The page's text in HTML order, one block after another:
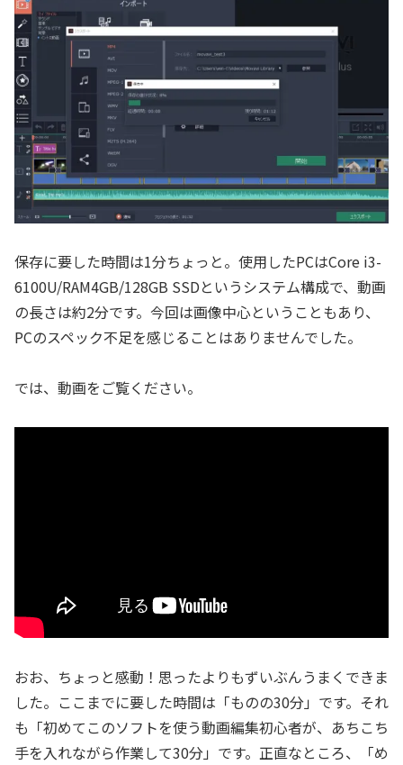
保存に要した時間は1分ちょっと。使用したPCはCore i3-
6100U/RAM4GB/128GB SSDというシステム構成で、動画
の長さは約2分です。今回は画像中心ということもあり、
PCのスペック不足を感じることはありませんでした。
では、動画をご覧ください。
おお、ちょっと感動！思ったよりもずいぶんうまくできま
した。ここまでに要した時間は「ものの30分」です。それ
も「初めてこのソフトを使う動画編集初心者が、あちこち
手を入れながら作業して30分」です。正直なところ、「め